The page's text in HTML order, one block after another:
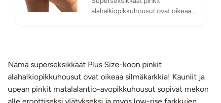
alahalkiopikkuhousut ovat oikeaa
Nämä superseksikkäät Plus Size-koon pinkit
alahalkiopikkuhousut ovat oikeaa silmäkarkkia! Kauniit ja
upean pinkit matalalantio-avopikkuhousut sopivat mekon